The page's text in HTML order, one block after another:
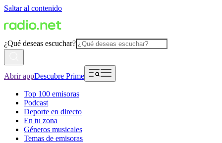
Saltar al contenido
¿Qué deseas escuchar?
Abrir appDescubre Prime
Top 100 emisoras
Podcast
Deporte en directo
En tu zona
Géneros musicales
Temas de emisoras